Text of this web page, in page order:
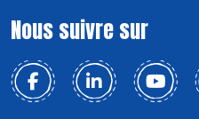
Nous suivre sur